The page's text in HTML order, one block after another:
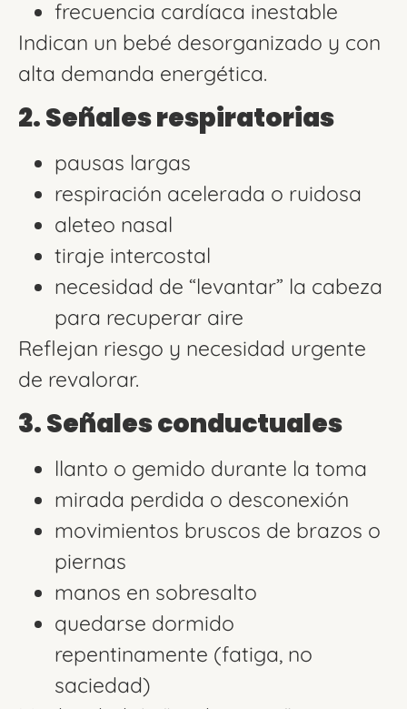
frecuencia cardíaca inestable
Indican un bebé desorganizado y con
alta demanda energética.
2. Señales respiratorias
pausas largas
respiración acelerada o ruidosa
aleteo nasal
tiraje intercostal
necesidad de “levantar” la cabeza
para recuperar aire
Reflejan riesgo y necesidad urgente
de revalorar.
3. Señales conductuales
llanto o gemido durante la toma
mirada perdida o desconexión
movimientos bruscos de brazos o
piernas
manos en sobresalto
quedarse dormido
repentinamente (fatiga, no
saciedad)